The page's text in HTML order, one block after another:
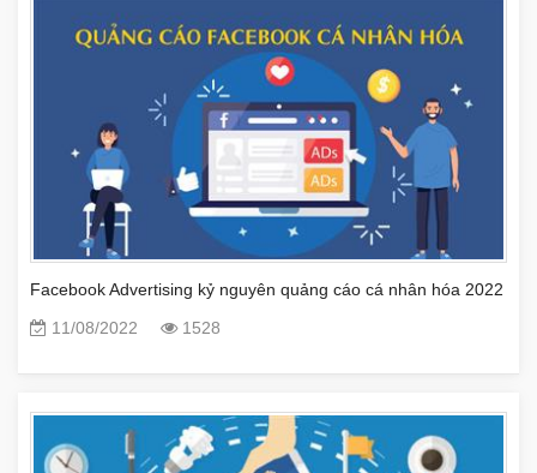
Facebook Advertising kỷ nguyên quảng cáo cá nhân hóa 2022
11/08/2022
1528